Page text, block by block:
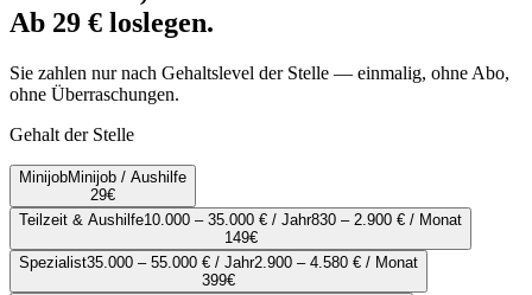
Ab 29 € loslegen.
Sie zahlen nur nach Gehaltslevel der Stelle — einmalig, ohne Abo,
ohne Überraschungen.
Gehalt der Stelle
MinijobMinijob / Aushilfe
29€
Teilzeit & Aushilfe10.000 – 35.000 € / Jahr830 – 2.900 € / Monat
149€
Spezialist35.000 – 55.000 € / Jahr2.900 – 4.580 € / Monat
399€